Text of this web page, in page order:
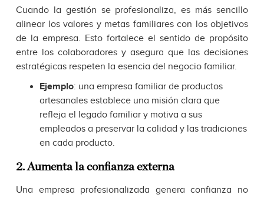
Cuando la gestión se profesionaliza, es más sencillo
alinear los valores y metas familiares con los objetivos
de la empresa. Esto fortalece el sentido de propósito
entre los colaboradores y asegura que las decisiones
estratégicas respeten la esencia del negocio familiar.
Ejemplo: una empresa familiar de productos
artesanales establece una misión clara que
refleja el legado familiar y motiva a sus
empleados a preservar la calidad y las tradiciones
en cada producto.
2. Aumenta la confianza externa
Una empresa profesionalizada genera confianza no